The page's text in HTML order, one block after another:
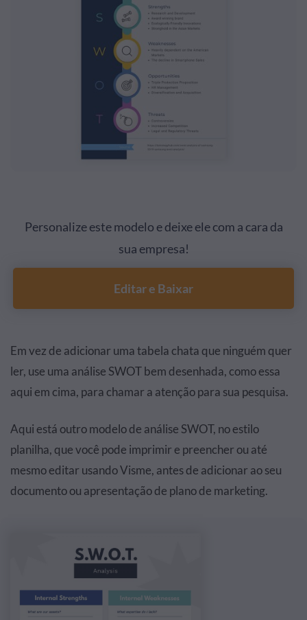
Personalize este modelo e deixe ele com a cara da
sua empresa!
Editar e Baixar
Em vez de adicionar uma tabela chata que ninguém quer
ler, use uma análise SWOT bem desenhada, como essa
aqui em cima, para chamar a atenção para sua pesquisa.
Aqui está outro modelo de análise SWOT, no estilo
planilha, que você pode imprimir e preencher ou até
mesmo editar usando Visme, antes de adicionar ao seu
documento ou apresentação de plano de marketing.